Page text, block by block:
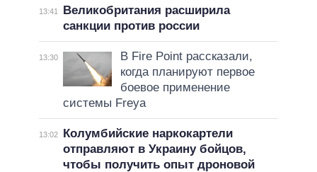
13:41
Великобритания расширила
санкции против россии
13:30
В Fire Point рассказали,
когда планируют первое
боевое применение
системы Freya
13:02
Колумбийские наркокартели
отправляют в Украину бойцов,
чтобы получить опыт дроновой